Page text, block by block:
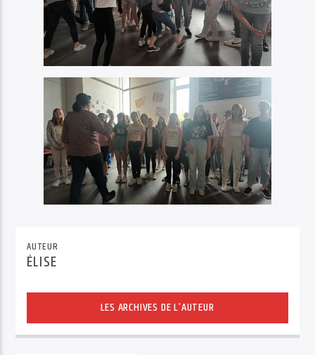
AUTEUR
ÉLISE
LES ARCHIVES DE L'AUTEUR